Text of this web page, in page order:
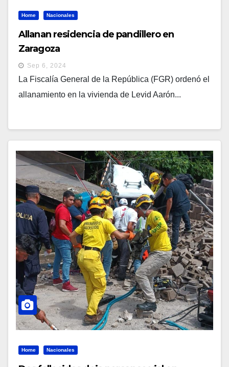
Home Nacionales
Allanan residencia de pandillero en
Zaragoza
Sep 6, 2024
La Fiscalía General de la República (FGR) ordenó el
allanamiento en la vivienda de Levid Aarón...
Home Nacionales